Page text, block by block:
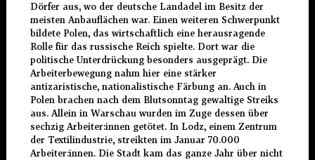
Dörfer aus, wo der deutsche Landadel im Besitz der
meisten Anbauflächen war. Einen weiteren Schwerpunkt
bildete Polen, das wirtschaftlich eine herausragende
Rolle für das russische Reich spielte. Dort war die
politische Unterdrückung besonders ausgeprägt. Die
Arbeiterbewegung nahm hier eine stärker
antizaristische, nationalistische Färbung an. Auch in
Polen brachen nach dem Blutsonntag gewaltige Streiks
aus. Allein in Warschau wurden im Zuge dessen über
sechzig Arbeiter:innen getötet. In Lodz, einem Zentrum
der Textilindustrie, streikten im Januar 70.000
Arbeiter:innen. Die Stadt kam das ganze Jahr über nicht